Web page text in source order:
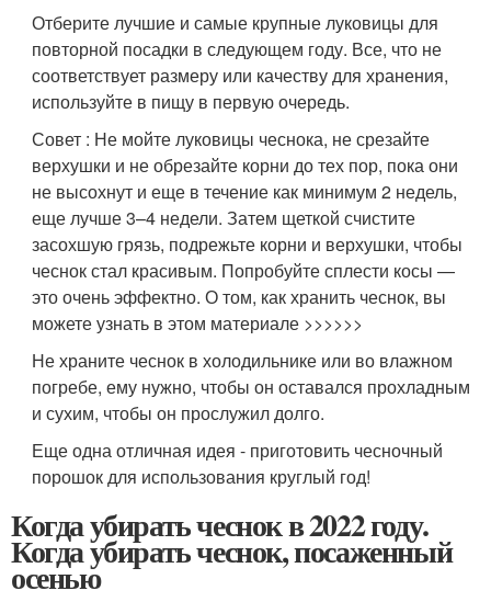
Отберите лучшие и самые крупные луковицы для
повторной посадки в следующем году. Все, что не
соответствует размеру или качеству для хранения,
используйте в пищу в первую очередь.
Совет : Не мойте луковицы чеснока, не срезайте
верхушки и не обрезайте корни до тех пор, пока они
не высохнут и еще в течение как минимум 2 недель,
еще лучше 3–4 недели. Затем щеткой счистите
засохшую грязь, подрежьте корни и верхушки, чтобы
чеснок стал красивым. Попробуйте сплести косы —
это очень эффектно. О том, как хранить чеснок, вы
можете узнать в этом материале >>>>>>
Не храните чеснок в холодильнике или во влажном
погребе, ему нужно, чтобы он оставался прохладным
и сухим, чтобы он прослужил долго.
Еще одна отличная идея - приготовить чесночный
порошок для использования круглый год!
Когда убирать чеснок в 2022 году.
Когда убирать чеснок, посаженный
осенью